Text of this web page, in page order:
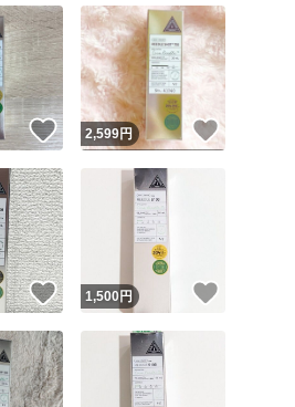
いいね！
2,599円 いいね！
いいね！
1,500円